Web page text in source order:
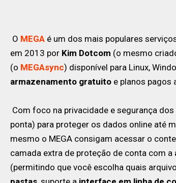
O MEGA é um dos mais populares
em 2013 por Kim Dotcom (o mesmo
(o MEGAsync) disponível para Linux,
armazenamento gratuito e planos pagos
Com foco na privacidade e segurança
ponta) para proteger os dados online até
mesmo o MEGA consigam acessar o
camada extra de proteção de conta com a
(permitindo que você escolha quais